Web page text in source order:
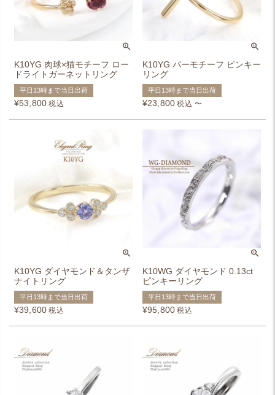
K10YG 肉球×猫モチーフ ロー
ドライトガーネットリング
平日13時まで当日出荷
¥53,800 税込
K10YG バーモチーフ ピンキー
リング
平日13時まで当日出荷
¥23,800 税込 〜
K10YG ダイヤモンド＆タンザ
ナイトリング
平日13時まで当日出荷
¥39,600 税込
K10WG ダイヤモンド 0.13ct
ピンキーリング
平日13時まで当日出荷
¥95,800 税込